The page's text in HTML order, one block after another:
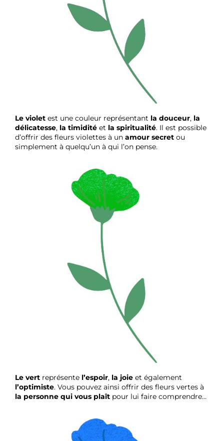
Le violet est une couleur représentant la douceur, la
délicatesse, la timidité et la spiritualité. Il est possible
d’offrir des fleurs violettes à un amour secret ou
simplement à quelqu’un à qui l’on pense.
Le vert représente l’espoir, la joie et également
l’optimiste. Vous pouvez ainsi offrir des fleurs vertes à
la personne qui vous plaît pour lui faire comprendre…